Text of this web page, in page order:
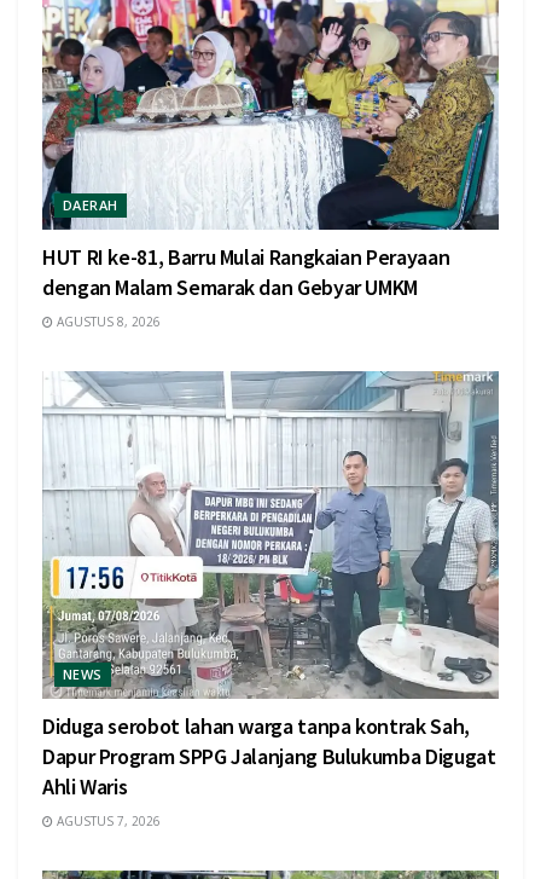
DAERAH
HUT RI ke-81, Barru Mulai Rangkaian Perayaan
dengan Malam Semarak dan Gebyar UMKM
AGUSTUS 8, 2026
NEWS
Diduga serobot lahan warga tanpa kontrak Sah,
Dapur Program SPPG Jalanjang Bulukumba Digugat
Ahli Waris
AGUSTUS 7, 2026